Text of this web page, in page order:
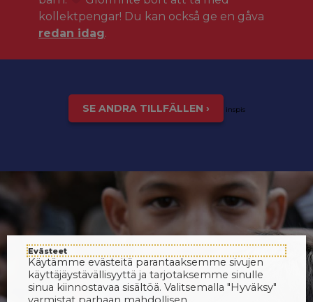
kollektpengar! Du kan också ge en gåva
redan idag.
SE ANDRA TILLFÄLLEN › inspis
Evästeet
Käytämme evästeitä parantaaksemme sivujen
käyttäjäystävällisyyttä ja tarjotaksemme sinulle
sinua kiinnostavaa sisältöä. Valitsemalla "Hyväksy"